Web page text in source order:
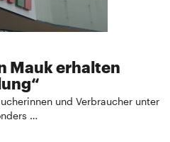
Mauk erhalten
und Verbraucher unter
…